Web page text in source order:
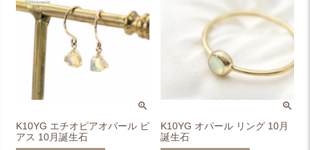
K10YG エチオピアオパール ピ
アス 10月誕生石
K10YG オパール リング 10月
誕生石